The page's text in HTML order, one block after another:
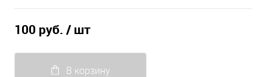
100 руб. / шт
В корзину